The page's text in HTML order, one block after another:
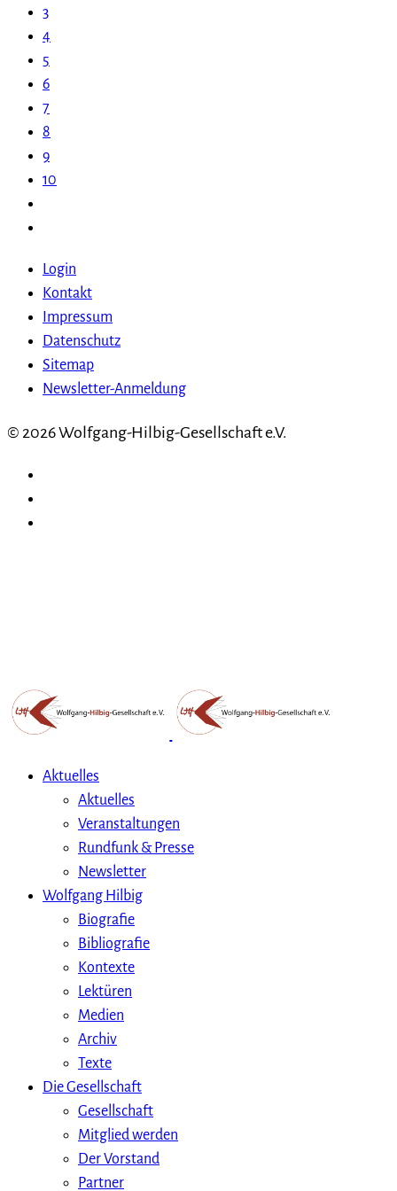
3
4
5
6
7
8
9
10
Login
Kontakt
Impressum
Datenschutz
Sitemap
Newsletter-Anmeldung
© 2026 Wolfgang-Hilbig-Gesellschaft e.V.
Aktuelles
Aktuelles
Veranstaltungen
Rundfunk & Presse
Newsletter
Wolfgang Hilbig
Biografie
Bibliografie
Kontexte
Lektüren
Medien
Archiv
Texte
Die Gesellschaft
Gesellschaft
Mitglied werden
Der Vorstand
Partner